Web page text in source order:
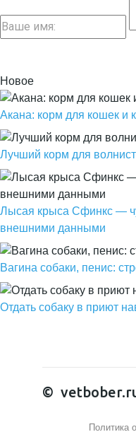
Новое
Акана: корм для кошек и
Лучший корм для
Лысая крыса Сфинкс —
внешними данными
Вагина собаки, пенис:
Отдать собаку в приют
©
Политика